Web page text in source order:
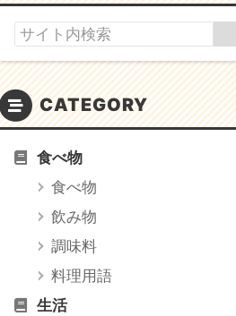
CATEGORY
食べ物
食べ物
飲み物
調味料
料理用語
生活